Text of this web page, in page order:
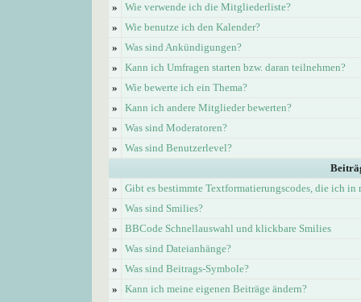
»
Wie verwende ich die Mitgliederliste?
»
Wie benutze ich den Kalender?
»
Was sind Ankündigungen?
»
Kann ich Umfragen starten bzw. daran teilnehmen?
»
Wie bewerte ich ein Thema?
»
Kann ich andere Mitglieder bewerten?
»
Was sind Moderatoren?
»
Was sind Benutzerlevel?
»
Gibt es bestimmte Textformatierungscodes, die ich
»
Was sind Smilies?
»
BBCode Schnellauswahl und klickbare Smilies
»
Was sind Dateianhänge?
»
Was sind Beitrags-Symbole?
»
Kann ich meine eigenen Beiträge ändern?